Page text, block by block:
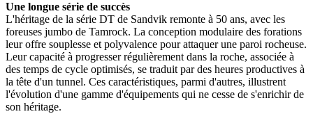
Une longue série de succès
L'héritage de la série DT de Sandvik remonte à 50 ans, avec les
foreuses jumbo de Tamrock. La conception modulaire des forations
leur offre souplesse et polyvalence pour attaquer une paroi rocheuse.
Leur capacité à progresser régulièrement dans la roche, associée à
des temps de cycle optimisés, se traduit par des heures productives à
la tête d'un tunnel. Ces caractéristiques, parmi d'autres, illustrent
l'évolution d'une gamme d'équipements qui ne cesse de s'enrichir de
son héritage.